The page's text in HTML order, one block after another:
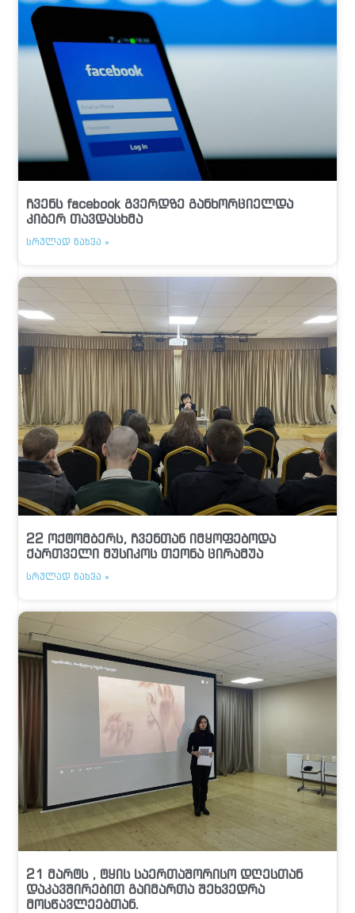
ჩვენს facebook გვერდზე განხორციელდა
კიბერ თავდასხმა
ᲡᲠᲣᲚᲐᲓ ᲜᲐᲮᲕᲐ »
22 ოქტომბერს, ჩვენთან იმყოფებოდა
ქართველი მუსიკოს თეონა ცირამუა
ᲡᲠᲣᲚᲐᲓ ᲜᲐᲮᲕᲐ »
21 მარტს , ტყის საერთაშორისო დღესთან
დაკავშირებით გაიმართა შეხვედრა
მოსწავლეებთან.